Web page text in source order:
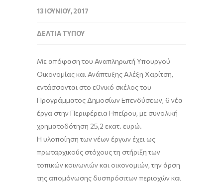
13 ΙΟΥΝΊΟΥ, 2017
ΔΕΛΤΊΑ ΤΎΠΟΥ
Με απόφαση του Αναπληρωτή Υπουργού
Οικονομίας και Ανάπτυξης Αλέξη Χαρίτση,
εντάσσονται στο εθνικό σκέλος του
Προγράμματος Δημοσίων Επενδύσεων, 6 νέα
έργα στην Περιφέρεια Ηπείρου, με συνολική
χρηματοδότηση 25,2 εκατ. ευρώ.
Η υλοποίηση των νέων έργων έχει ως
πρωταρχικούς στόχους τη στήριξη των
τοπικών κοινωνιών και οικονομιών, την άρση
της απομόνωσης δυσπρόσιτων περιοχών και